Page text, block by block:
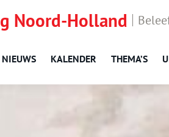
Noord-Holland
NIEUWS KALENDER THEMA’S